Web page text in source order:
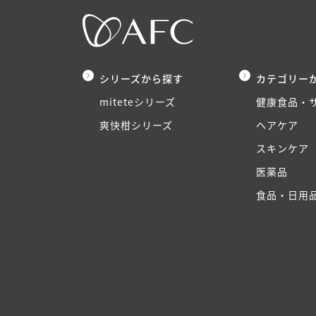
シリーズから探す
miteteシリーズ
爽快柑シリーズ
カテゴリー
健康食品・
ヘアケア
スキンケア
医薬品
食品・日用